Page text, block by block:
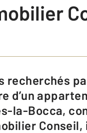
d’un
la-Bocca,